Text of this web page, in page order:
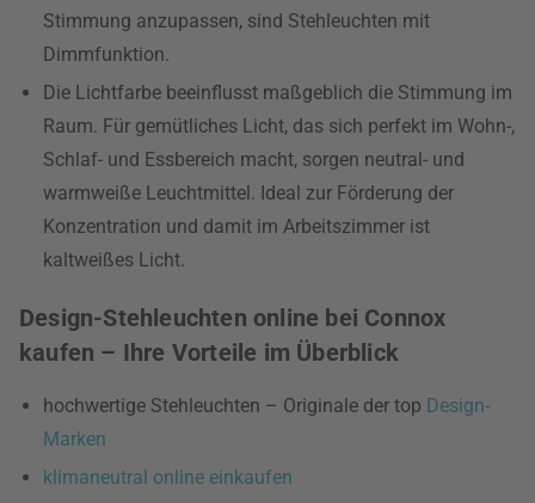
Stimmung anzupassen, sind Stehleuchten mit
Dimmfunktion.
Die Lichtfarbe beeinflusst maßgeblich die Stimmung im
Raum. Für gemütliches Licht, das sich perfekt im Wohn-,
Schlaf- und Essbereich macht, sorgen neutral- und
warmweiße Leuchtmittel. Ideal zur Förderung der
Konzentration und damit im Arbeitszimmer ist
kaltweißes Licht.
Design-Stehleuchten online bei Connox
kaufen – Ihre Vorteile im Überblick
hochwertige Stehleuchten – Originale der top Design-
Marken
klimaneutral online einkaufen